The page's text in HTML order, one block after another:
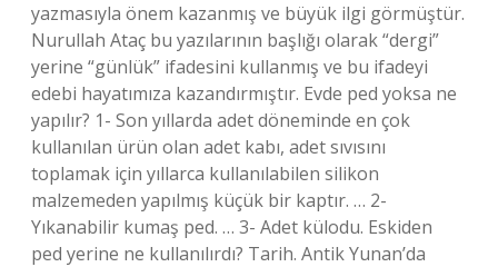
yazmasıyla önem kazanmış ve büyük ilgi görmüştür.
Nurullah Ataç bu yazılarının başlığı olarak “dergi”
yerine “günlük” ifadesini kullanmış ve bu ifadeyi
edebi hayatımıza kazandırmıştır. Evde ped yoksa ne
yapılır? 1- Son yıllarda adet döneminde en çok
kullanılan ürün olan adet kabı, adet sıvısını
toplamak için yıllarca kullanılabilen silikon
malzemeden yapılmış küçük bir kaptır. … 2-
Yıkanabilir kumaş ped. … 3- Adet külodu. Eskiden
ped yerine ne kullanılırdı? Tarih. Antik Yunan’da